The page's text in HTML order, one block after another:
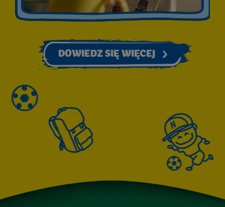
DOWIEDZ SIĘ WIĘCEJ